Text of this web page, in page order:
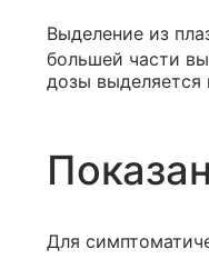
Выделение из
большей части
дозы выделяется
Для